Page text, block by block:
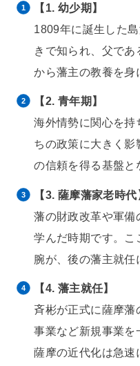
【1. 幼少期】
1809年に誕生した
きで知られ、父であ
から藩主の教養を身
【2. 青年期】
海外情勢に関心を持
ちの政策に大きく影
の信頼を得る基盤と
【3. 薩摩藩家老時代
藩の財政改革や軍備
学んだ時期です。こ
腕が、後の藩主就任
【4. 藩主就任】
斉彬が正式に薩摩
事業など新規事業を
薩摩の近代化は急速